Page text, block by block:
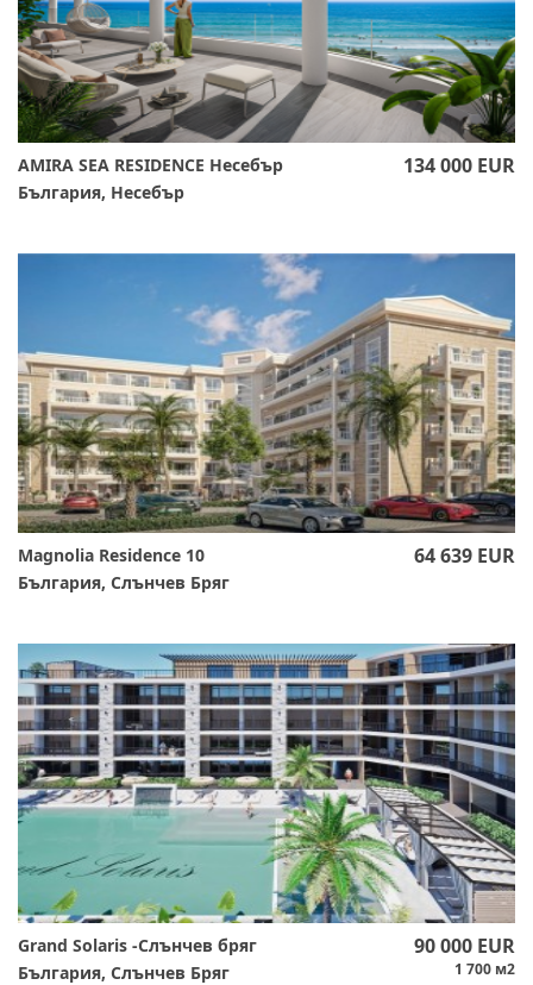
​AMIRA SEA RESIDENCE Несебър
България, Несебър
134 000 EUR
Magnolia Residence 10
България, Слънчев Бряг
64 639 EUR
Grand Solaris -Слънчев бряг
България, Слънчев Бряг
90 000 EUR
1 700 м2